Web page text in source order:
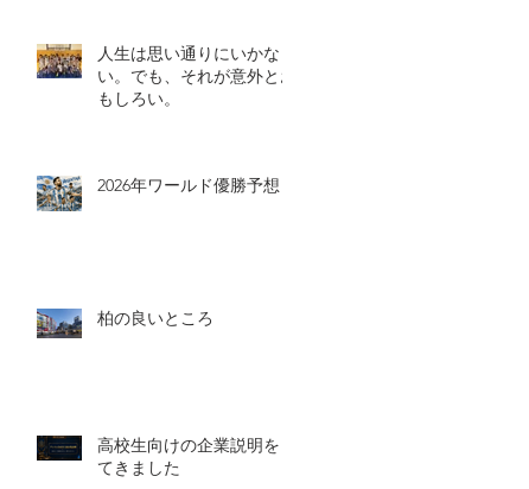
人生は思い通りにいかな
い。でも、それが意外とお
もしろい。
2026年ワールド優勝予想
柏の良いところ
高校生向けの企業説明をし
てきました